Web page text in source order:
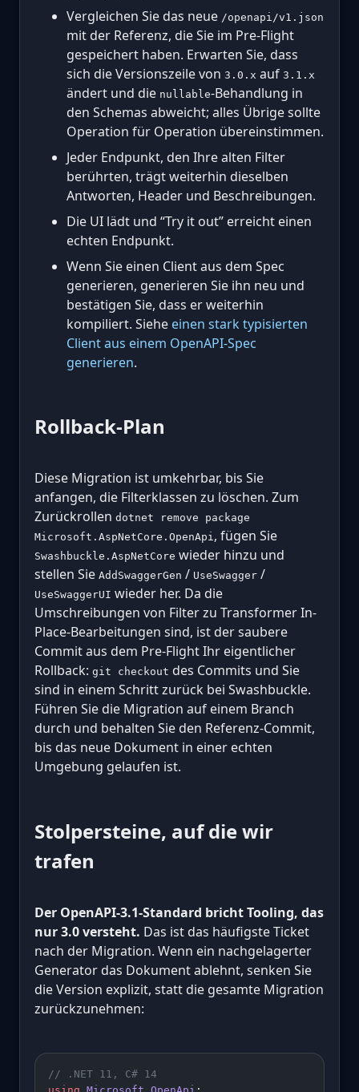
Vergleichen Sie das neue /openapi/v1.json
mit der Referenz, die Sie im Pre-Flight
gespeichert haben. Erwarten Sie, dass
sich die Versionszeile von 3.0.x auf 3.1.x
ändert und die nullable-Behandlung in
den Schemas abweicht; alles Übrige sollte
Operation für Operation übereinstimmen.
Jeder Endpunkt, den Ihre alten Filter
berührten, trägt weiterhin dieselben
Antworten, Header und Beschreibungen.
Die UI lädt und “Try it out” erreicht einen
echten Endpunkt.
Wenn Sie einen Client aus dem Spec
generieren, generieren Sie ihn neu und
bestätigen Sie, dass er weiterhin
kompiliert. Siehe einen stark typisierten
Client aus einem OpenAPI-Spec
generieren.
Rollback-Plan
Diese Migration ist umkehrbar, bis Sie
anfangen, die Filterklassen zu löschen. Zum
Zurückrollen dotnet remove package
Microsoft.AspNetCore.OpenApi, fügen Sie
Swashbuckle.AspNetCore wieder hinzu und
stellen Sie AddSwaggerGen / UseSwagger /
UseSwaggerUI wieder her. Da die
Umschreibungen von Filter zu Transformer In-
Place-Bearbeitungen sind, ist der saubere
Commit aus dem Pre-Flight Ihr eigentlicher
Rollback: git checkout des Commits und Sie
sind in einem Schritt zurück bei Swashbuckle.
Führen Sie die Migration auf einem Branch
durch und behalten Sie den Referenz-Commit,
bis das neue Dokument in einer echten
Umgebung gelaufen ist.
Stolpersteine, auf die wir
trafen
Der OpenAPI-3.1-Standard bricht Tooling, das
nur 3.0 versteht. Das ist das häufigste Ticket
nach der Migration. Wenn ein nachgelagerter
Generator das Dokument ablehnt, senken Sie
die Version explizit, statt die gesamte Migration
zurückzunehmen:
// .NET 11, C# 14